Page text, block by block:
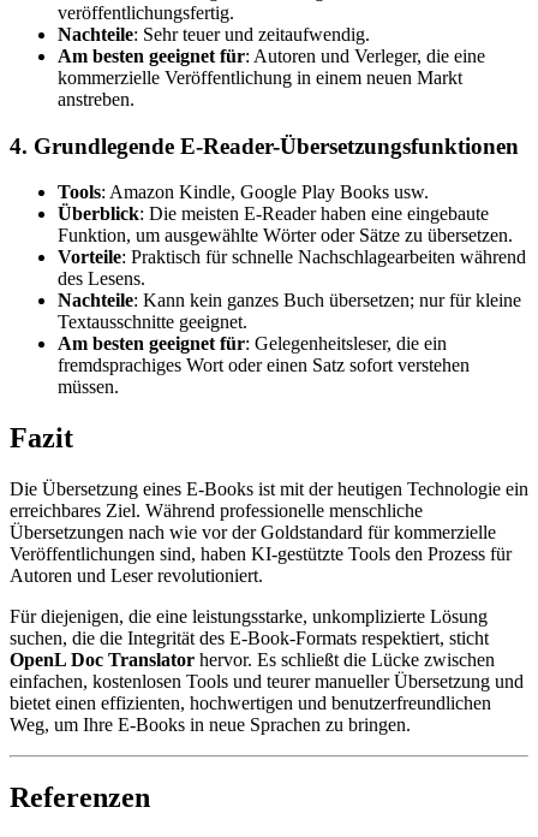
veröffentlichungsfertig.
Nachteile: Sehr teuer und zeitaufwendig.
Am besten geeignet für: Autoren und Verleger, die eine
kommerzielle Veröffentlichung in einem neuen Markt
anstreben.
4. Grundlegende E-Reader-Übersetzungsfunktionen
Tools: Amazon Kindle, Google Play Books usw.
Überblick: Die meisten E-Reader haben eine eingebaute
Funktion, um ausgewählte Wörter oder Sätze zu übersetzen.
Vorteile: Praktisch für schnelle Nachschlagearbeiten während
des Lesens.
Nachteile: Kann kein ganzes Buch übersetzen; nur für kleine
Textausschnitte geeignet.
Am besten geeignet für: Gelegenheitsleser, die ein
fremdsprachiges Wort oder einen Satz sofort verstehen
müssen.
Fazit
Die Übersetzung eines E-Books ist mit der heutigen Technologie ein
erreichbares Ziel. Während professionelle menschliche
Übersetzungen nach wie vor der Goldstandard für kommerzielle
Veröffentlichungen sind, haben KI-gestützte Tools den Prozess für
Autoren und Leser revolutioniert.
Für diejenigen, die eine leistungsstarke, unkomplizierte Lösung
suchen, die die Integrität des E-Book-Formats respektiert, sticht
OpenL Doc Translator hervor. Es schließt die Lücke zwischen
einfachen, kostenlosen Tools und teurer manueller Übersetzung und
bietet einen effizienten, hochwertigen und benutzerfreundlichen
Weg, um Ihre E-Books in neue Sprachen zu bringen.
Referenzen